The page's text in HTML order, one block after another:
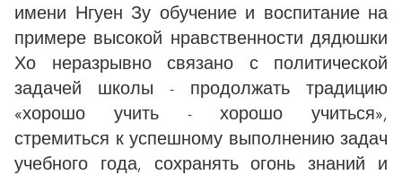
имени Нгуен Зу обучение и воспитание на
примере высокой нравственности дядюшки
Хо неразрывно связано с политической
задачей школы - продолжать традицию
«хорошо учить - хорошо учиться»,
стремиться к успешному выполнению задач
учебного года, сохранять огонь знаний и